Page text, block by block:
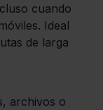
cuando
Ideal
de larga
archivos o